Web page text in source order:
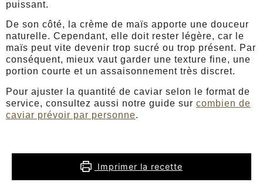
puissant.
De son côté, la crème de maïs apporte une douceur
naturelle. Cependant, elle doit rester légère, car le
maïs peut vite devenir trop sucré ou trop présent. Par
conséquent, mieux vaut garder une texture fine, une
portion courte et un assaisonnement très discret.
Pour ajuster la quantité de caviar selon le format de
service, consultez aussi notre guide sur combien de
caviar prévoir par personne.
Imprimer la recette